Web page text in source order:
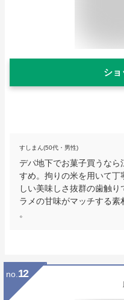
ショ
すしまん(50代・男性)
デパ地下でお菓子買うなら
すめ。拘りの米を用いて
しい美味しさ抜群の歯触
ラメの甘味がマッチする素
。
no. 12